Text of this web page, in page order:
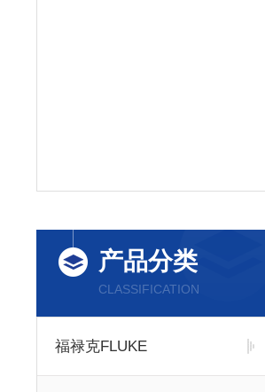
产品分类
CLASSIFICATION
福禄克FLUKE